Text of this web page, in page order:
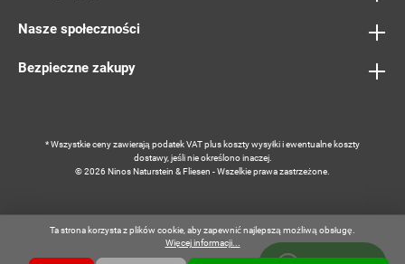
Nasze społeczności
Bezpieczne zakupy
* Wszystkie ceny zawierają podatek VAT pluskoszty wysyłkii ewentualne koszty
dostawy, jeśli nie określono inaczej.
© 2026 Ninos Naturstein & Fliesen - Wszelkie prawa zastrzeżone.
Ta strona korzysta z plików cookie, aby zapewnić najlepszą możliwą obsługę.
Więcej informacji...